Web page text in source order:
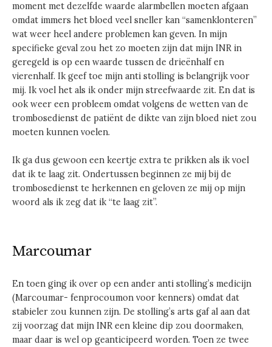
moment met dezelfde waarde alarmbellen moeten afgaan
omdat immers het bloed veel sneller kan “samenklonteren”
wat weer heel andere problemen kan geven. In mijn
specifieke geval zou het zo moeten zijn dat mijn INR in
geregeld is op een waarde tussen de drieënhalf en
vierenhalf. Ik geef toe mijn anti stolling is belangrijk voor
mij. Ik voel het als ik onder mijn streefwaarde zit. En dat is
ook weer een probleem omdat volgens de wetten van de
trombosedienst de patiënt de dikte van zijn bloed niet zou
moeten kunnen voelen.
Ik ga dus gewoon een keertje extra te prikken als ik voel
dat ik te laag zit. Ondertussen beginnen ze mij bij de
trombosedienst te herkennen en geloven ze mij op mijn
woord als ik zeg dat ik “te laag zit”.
Marcoumar
En toen ging ik over op een ander anti stolling’s medicijn
(Marcoumar- fenprocoumon voor kenners) omdat dat
stabieler zou kunnen zijn. De stolling’s arts gaf al aan dat
zij voorzag dat mijn INR een kleine dip zou doormaken,
maar daar is wel op geanticipeerd worden. Toen ze twee